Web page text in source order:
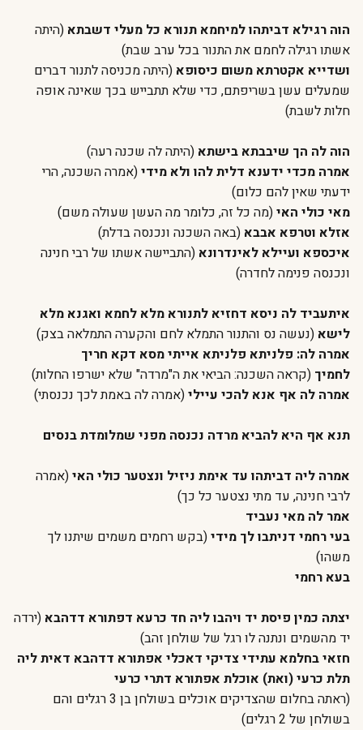
הוה רגילא דביתהו למיחמא תנורא כל מעלי דשבתא (היתה
אשתו רגילה לחמם את התנור בכל ערב שבת)
ושדייא אקטרתא משום כיסופא (היתה מכניסה לתנור דברים
שמעלים עשן בשריפתם, כדי שלא תתבייש בכך שאינה אופה
חלות לשבת)
הוה לה הך שיבבתא בישתא (היתה לה שכנה רעה)
אמרה מכדי ידענא דלית להו ולא מידי(אמרה השכנה, הרי
ידעתי שאין להם כלום)
מאי כולי האי(מה כל זה, כלומר מה העשן שעולה משם)
אזלא וטרפא אבבא (באה השכנה ונכנסה בדלת)
איכספא ועיילא לאינדרונא (התביישה אשתו של רבי חנינה
ונכנסה פנימה לחדרה)
איתעביד לה ניסא דחזיא לתנורא מלא לחמא ואגנא מלא
לישא (נעשה נס והתנור התמלא לחם והקערה התמלאה בצק)
אמרה לה: פלניתא פלניתא אייתי מסא דקא חריך
לחמיך (קראה השכנה: הביאי את ה"מרדה" שלא ישרפו החלות)
אמרה לה אף אנא להכי עיילי(אמרה לה באמת לכך נכנסתי)
תנא אף היא להביא מרדה נכנסה מפני שמלומדת בנסים
אמרה ליה דביתהו עד אימת ניזיל ונצטער כולי האי(אמרה
לרבי חנינה, עד מתי נצטער כל כך)
אמר לה מאי נעביד
בעי רחמי דניתבו לך מידי(בקש רחמים משמים שיתנו לך
משהו)
בעא רחמי
יצתה כמין פיסת יד ויהבו ליה חד כרעא דפתורא דדהבא (ירדה
יד מהשמים ונתנה לו רגל של שולחן זהב)
חזאי בחלמא עתידי צדיקי דאכלי אפתורא דדהבא דאית ליה
תלת כרעי (ואת) אוכלת אפתורא דתרי כרעי
(ראתה בחלום שהצדיקים אוכלים בשולחן בן 3 רגלים והם
בשולחן של 2 רגלים)